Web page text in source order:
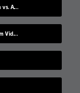
Englisch vs. Deutsch vs. Niederländisch vs. Afrikaans
Haldern Pop Festival Live-Mitschnitte im Videostream (2008-2019)